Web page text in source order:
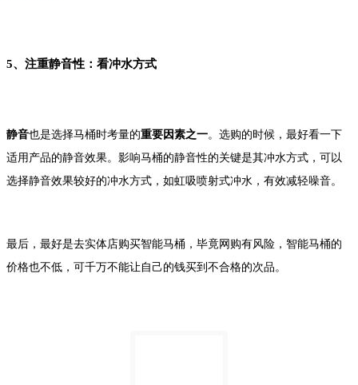
5、注重静音性：看冲水方式
静音也是选择马桶时考量的重要因素之一。选购的时候，最好看一下
适用产品的静音效果。影响马桶的静音性的关键是其冲水方式，可以
选择静音效果较好的冲水方式，如虹吸喷射式冲水，有效减轻噪音。
最后，最好是去实体店购买智能马桶，毕竟网购有风险，智能马桶的
价格也不低，可千万不能让自己的钱买到不合格的次品。